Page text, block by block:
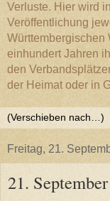
Verluste. Hier wird
Veröffentlichung
Württembergischen
einhundert Jahren
den
der Heimat oder in
Freitag, 21.
21.